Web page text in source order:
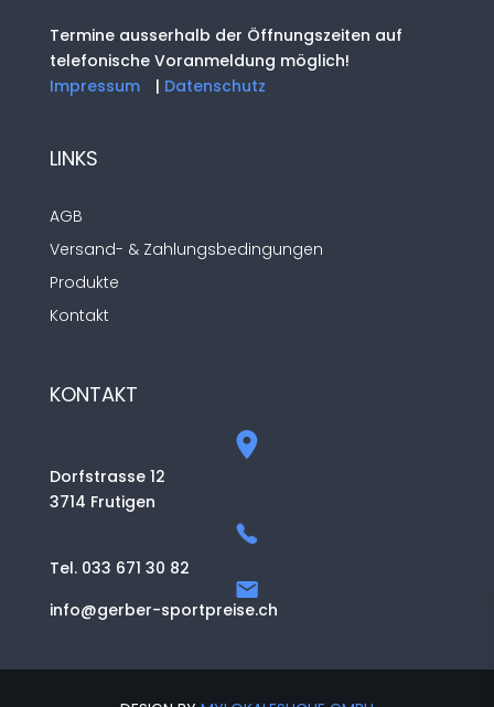
Termine ausserhalb der Öffnungszeiten auf
telefonische Voranmeldung möglich!
Impressum
| Datenschutz
LINKS
AGB
Versand- & Zahlungsbedingungen
Produkte
Kontakt
KONTAKT
Dorfstrasse 12
3714 Frutigen
Tel. 033 671 30 82
info@gerber-sportpreise.ch